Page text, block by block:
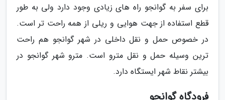
برای سفر به گوانجو راه های زیادی وجود دارد ولی به طور
قطع استفاده از جهت هوایی و ریلی از همه راحت تر است.
در خصوص حمل و نقل داخلی در شهر گوانجو هم راحت
ترین وسیله حمل و نقل مترو است. مترو شهر گوانجو در
بیشتر نقاط شهر ایستگاه دارد.
فرودگاه گوانجو